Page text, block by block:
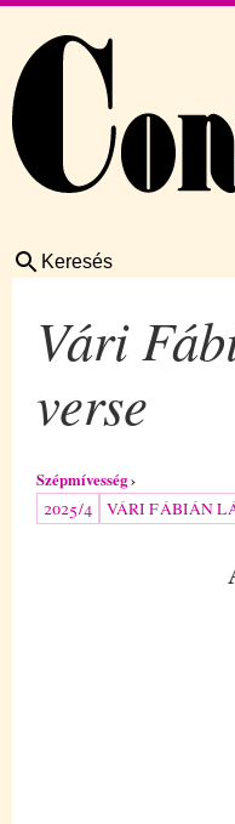
Keresés
Vári
verse
Szépmívesség
2025/4
VÁRI FÁBIÁN